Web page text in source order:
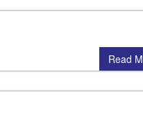
Read